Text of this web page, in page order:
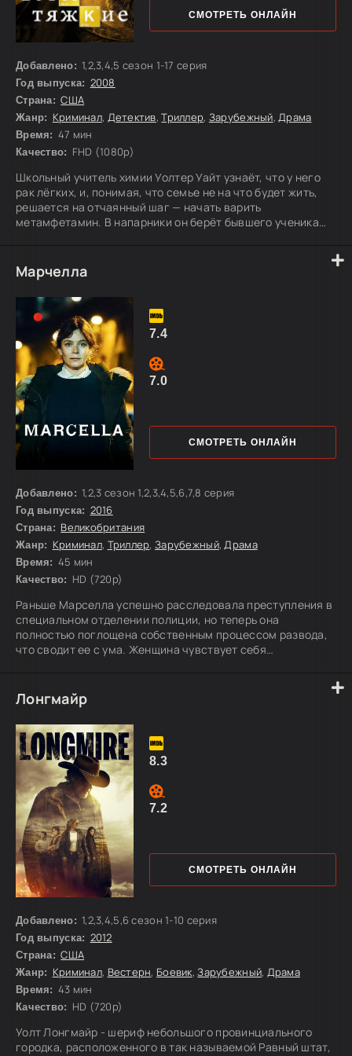
Добавлено: 1,2,3,4,5 сезон 1-17 серия
Год выпуска: 2008
Страна: США
Жанр: Криминал, Детектив,Триллер, Зарубежный,Драма
Время: 47 мин
Качество: FHD (1080p)
Школьный учитель химии Уолтер Уайт узнаёт, что у него
рак лёгких, и, понимая, что семье не на что будет жить,
решается на отчаянный шаг — начать варить
метамфетамин. В напарники он берёт бывшего ученика
«производство», но незадолго до этого рейд DEA оставил
его без напарника и без лаборатории — так их пути
сходятся в самый неподходящий момент.
СМОТРЕТЬ ОНЛАЙН
Марчелла
Добавлено: 1,2,3 сезон 1,2,3,4,5,6,7,8 серия
Год выпуска: 2016
Страна: Великобритания
Жанр: Криминал, Триллер,Зарубежный,Драма
Время: 45 мин
Качество: HD (720p)
Раньше Марселла успешно расследовала преступления в
специальном отделении полиции, но теперь она
полностью поглощена собственным процессом развода,
что сводит ее с ума. Женщина чувствует себя
скоро ей придется попрощаться с дочерью, которая идет
учиться в школу-интернат. Главная героиня с трудом
возвращается к своей обычной жизни. Ей доверяют
расследование серии взаимосвязанных убийств. Немного
СМОТРЕТЬ ОНЛАЙН
7.4
7.0
Лонгмайр
Добавлено: 1,2,3,4,5,6 сезон 1-10 серия
Год выпуска: 2012
Страна: США
Жанр: Криминал, Вестерн, Боевик,Зарубежный, Драма
Время: 43 мин
Качество: HD (720p)
Уолт Лонгмайр - шериф небольшого провинциального
городка, расположенного в так называемой Равный штат,
СМОТРЕТЬ ОНЛАЙН
8.3
7.2